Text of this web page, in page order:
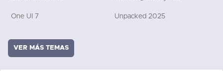
One UI 7 Unpacked 2025
VER MÁS TEMAS